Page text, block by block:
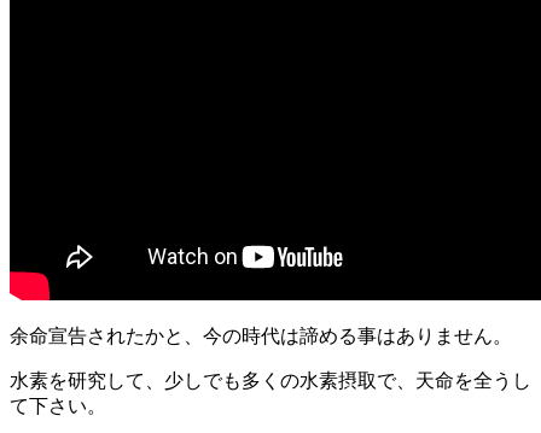
余命宣告されたかと、今の時代は諦める事はありません。
水素を研究して、少しでも多くの水素摂取で、天命を全うし
て下さい。